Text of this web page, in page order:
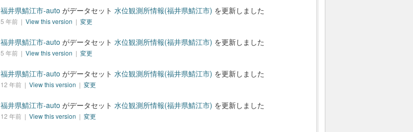
福井県鯖江市-auto がデータセット 水位観測所情報(福井県鯖江市) を更新しました
5 年前 | View this version | 変更
福井県鯖江市-auto がデータセット 水位観測所情報(福井県鯖江市) を更新しました
5 年前 | View this version | 変更
福井県鯖江市-auto がデータセット 水位観測所情報(福井県鯖江市) を更新しました
12 年前 | View this version | 変更
福井県鯖江市-auto がデータセット 水位観測所情報(福井県鯖江市) を更新しました
12 年前 | View this version | 変更